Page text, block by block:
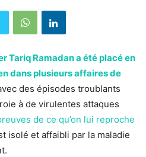
Tariq Ramadan a été placé en
dans plusieurs affaires de
des épisodes troublants
à de virulentes attaques
de ce qu’on lui reproche
isolé et affaibli par la maladie